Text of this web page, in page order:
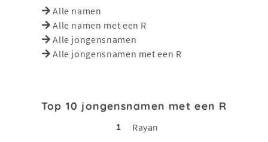
Alle namen
Alle namen met een R
Alle jongensnamen
Alle jongensnamen met een R
Top 10 jongensnamen met een R
1
Rayan